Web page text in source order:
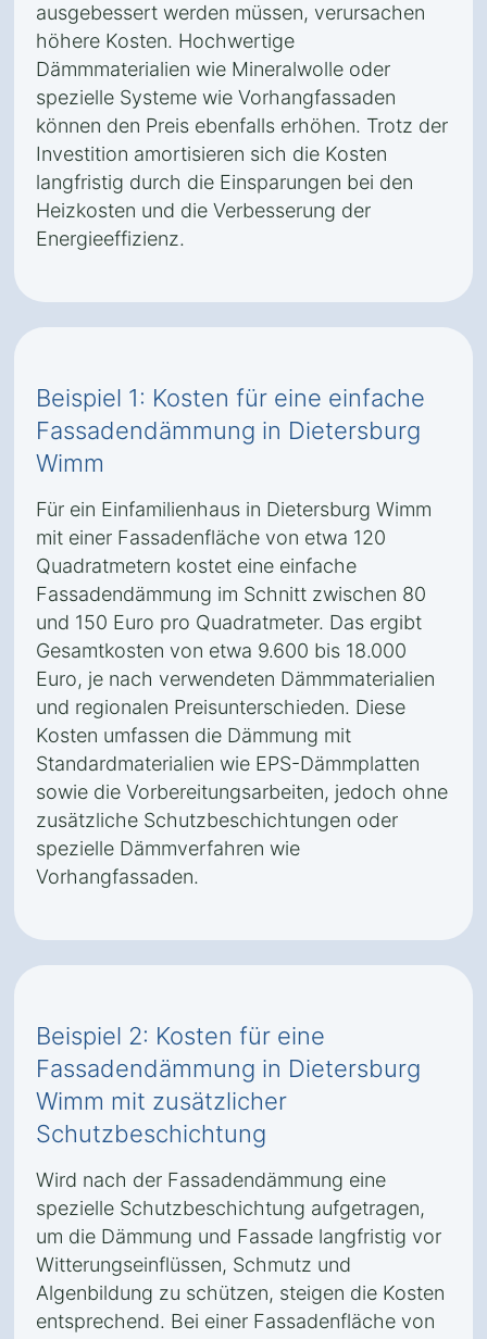
ausgebessert werden müssen, verursachen
höhere Kosten. Hochwertige
Dämmmaterialien wie Mineralwolle oder
spezielle Systeme wie Vorhangfassaden
können den Preis ebenfalls erhöhen. Trotz der
Investition amortisieren sich die Kosten
langfristig durch die Einsparungen bei den
Heizkosten und die Verbesserung der
Energieeffizienz.
Beispiel 1: Kosten für eine einfache
Fassadendämmung in Dietersburg
Wimm
Für ein Einfamilienhaus in Dietersburg Wimm
mit einer Fassadenfläche von etwa 120
Quadratmetern kostet eine einfache
Fassadendämmung im Schnitt zwischen 80
und 150 Euro pro Quadratmeter. Das ergibt
Gesamtkosten von etwa 9.600 bis 18.000
Euro, je nach verwendeten Dämmmaterialien
und regionalen Preisunterschieden. Diese
Kosten umfassen die Dämmung mit
Standardmaterialien wie EPS-Dämmplatten
sowie die Vorbereitungsarbeiten, jedoch ohne
zusätzliche Schutzbeschichtungen oder
spezielle Dämmverfahren wie
Vorhangfassaden.
Beispiel 2: Kosten für eine
Fassadendämmung in Dietersburg
Wimm mit zusätzlicher
Schutzbeschichtung
Wird nach der Fassadendämmung eine
spezielle Schutzbeschichtung aufgetragen,
um die Dämmung und Fassade langfristig vor
Witterungseinflüssen, Schmutz und
Algenbildung zu schützen, steigen die Kosten
entsprechend. Bei einer Fassadenfläche von